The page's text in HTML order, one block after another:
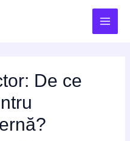
De ce